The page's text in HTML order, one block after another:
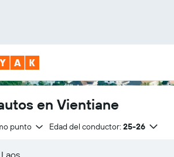
en Vientiane
punto Edad del conductor: 25-26